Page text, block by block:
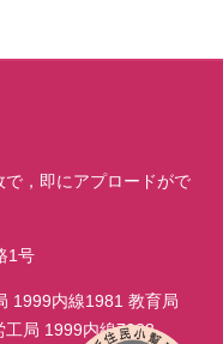
，即にアプロードがで
1号
1999内線1981 教育局
工局 1999内線7038